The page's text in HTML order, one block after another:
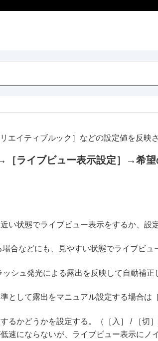
マー）
エイティブルック］ などの設定値を反映
［ライブビュー表示設定］ →希望
い状態でライブビュー表示をするか、設
合などにも、見やすい状態でライブビュ
ッシュ発光による露出を反映して自動補
として露出をマニュアル設定する場合は
るかどうかを設定する。（
［入］ / ［切］
速にならないが、ライブビュー表示に